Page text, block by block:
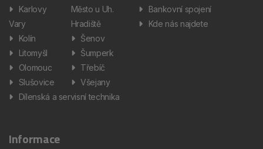
Karlovy
Vary
Kolín
Litomyšl
Olomouc
Slušovice
Město u Uh.
Hradiště
Šenov
Šumperk
Třebíč
Všejany
Dílenská a servisní technika
Bankovní spojení
Kde nás najdete
Informace